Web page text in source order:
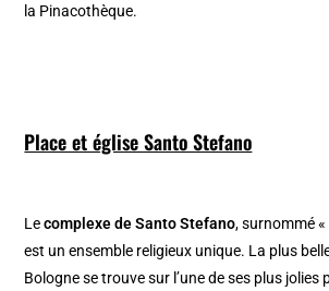
la Pinacothèque.
Place et église Santo Stefano
Lecomplexe de Santo Stefano, surnommé «
est un ensemble religieux unique. La plus
Bologne se trouve sur l’une de ses plus jolies